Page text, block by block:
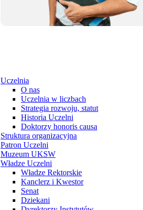
Uczelnia
O nas
Uczelnia w liczbach
Strategia rozwoju, statut
Historia Uczelni
Doktorzy honoris causa
Struktura organizacyjna
Patron Uczelni
Muzeum UKSW
Władze Uczelni
Władze Rektorskie
Kanclerz i Kwestor
Senat
Dziekani